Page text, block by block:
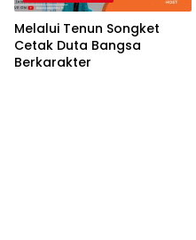
Melalui Tenun Songket
Cetak Duta Bangsa
Berkarakter